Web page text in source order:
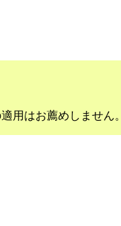
用はお薦めしません。